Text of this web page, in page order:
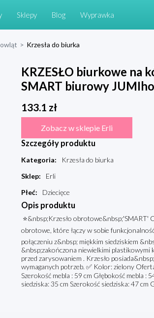
Sklepy Blog Wyprawka
> Krzesła do biurka
KRZESŁO biurkowe na
SMART biurowy
133.1 zł
Zobacz w sklepie Erli
Szczegóły produktu
Kategoria:
Krzesła do biurka
Sklep:
Erli
Płeć: Dziecięce
Opis produktu
⭐&nbsp;Krzesło
obrotowe, które łączy w sobie
połączeniu z&nbsp; miękkim siedziskiem
&nbsp;zakończona niewielkimi plastikowymi
przed zarysowaniem . Krzesło
wymaganych potrzeb. ✅ Kolor: zielony
Szerokość mebla : 59 cm Głębokość mebla
siedziska: 35 cm Szerokość siedziska: 47 cm